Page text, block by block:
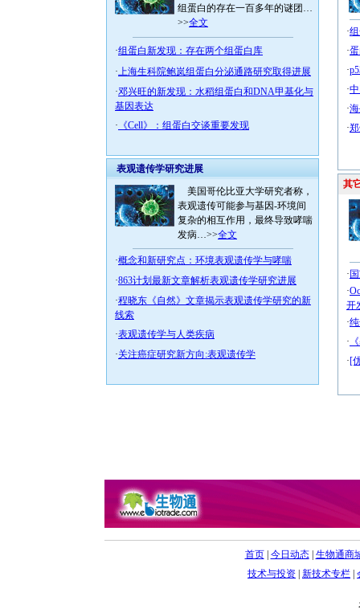
组蛋白的存在一百多年的谜团…
>>全文
·组蛋白新发现：存在两个组蛋白库
·上海生科院鲍岚组蛋白分泌通路研究取得进展
·邓兴旺的新发现：水稻组蛋白和DNA甲基化与
基因表达
· 《Cell》：组蛋白交谈重要发现
表观遗传学研究进展
美国哥伦比亚大学研究者称，
表观遗传可能参与基因-环境间
复杂的相互作用，最终导致哮喘
发病…>>全文
·概念和新研究点：环境表观遗传学与哮喘
·863计划最新文章解析表观遗传学研究进展
·程晓东《自然》文章揭示表观遗传学研究的新
线索
·表观遗传学与人类疾病
·关注癌症研究新方向:表观遗传学
·
·
·
·
·
·
其
·
·
开
·
·
·[
首页| 今日动态| 生物通商
技术与投资 新技术专栏